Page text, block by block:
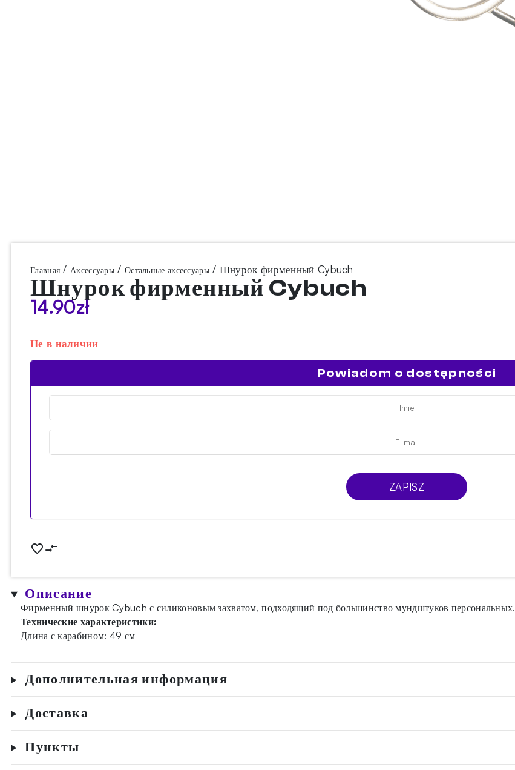
Главная / Аксессуары / Остальные аксессуары/ Шнурок фирменный Cybuch
Шнурок фирменный Cybuch
14.90zł
Не в наличии
Powiadom o dostępności
ZAPISZ
Описание
Фирменный шнурок Cybuch с силиконовым захватом, подходящий под большинство мундштуков персональных.
Технические характеристики:
Длина с карабином: 49 см
Дополнительная информация
Доставка
Пункты